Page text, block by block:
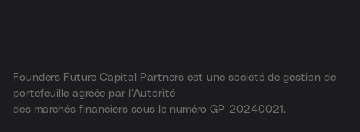
Founders Future Capital Partners est une société de gestion de
portefeuille agréée par l’Autorité
des marchés financiers sous le numéro GP-20240021.